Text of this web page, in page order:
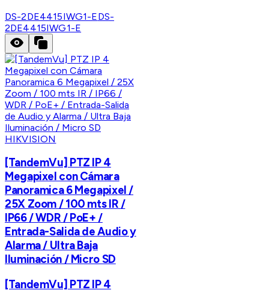
DS-2DE4415IWG1-EDS-
2DE4415IWG1-E
HIKVISION
[TandemVu] PTZ IP 4
Megapixel con Cámara
Panoramica 6 Megapixel /
25X Zoom / 100 mts IR /
IP66 / WDR / PoE+ /
Entrada-Salida de Audio y
Alarma / Ultra Baja
Iluminación / Micro SD
[TandemVu] PTZ IP 4